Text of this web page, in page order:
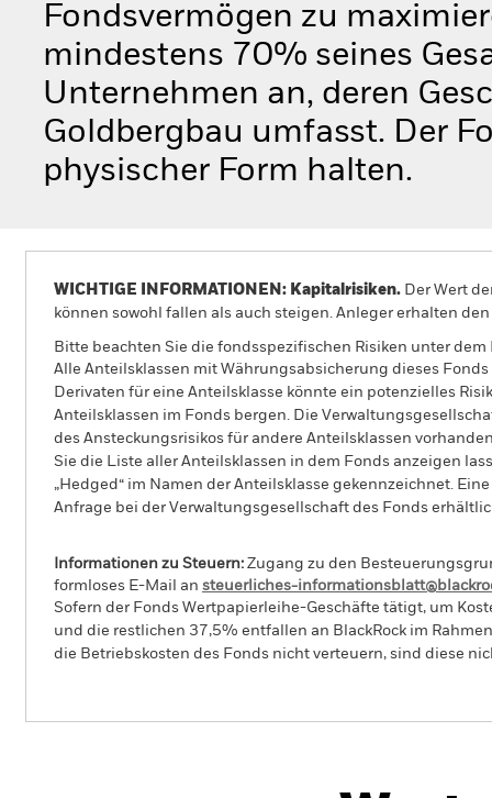
Fondsvermögen zu
mindestens 70% seines
Unternehmen an, deren
Goldbergbau umfasst. Der
physischer Form halten.
WICHTIGE INFORMATIONEN: Kapitalrisiken. Der Wert
können sowohl fallen als auch steigen. Anleger erhalten
Bitte beachten Sie die fondsspezifischen Risiken unter dem
Alle Anteilsklassen mit Währungsabsicherung dieses
Derivaten für eine Anteilsklasse könnte ein potenzielles
Anteilsklassen im Fonds bergen. Die
des Ansteckungsrisikos für andere Anteilsklassen
Sie die Liste aller Anteilsklassen in dem Fonds anzeigen
„Hedged“ im Namen der Anteilsklasse gekennzeichnet.
Anfrage bei der Verwaltungsgesellschaft des Fonds
Informationen zu Steuern: Zugang zu den
formloses E-Mail an steuerliches-
Sofern der Fonds Wertpapierleihe-Geschäfte tätigt, um
und die restlichen 37,5% entfallen an BlackRock im
die Betriebskosten des Fonds nicht verteuern, sind diese